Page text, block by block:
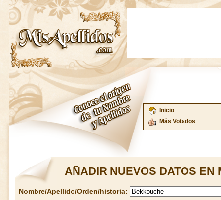
Inicio
Más Votados
AÑADIR NUEVOS DATOS EN
Nombre/Apellido/Orden/historia: